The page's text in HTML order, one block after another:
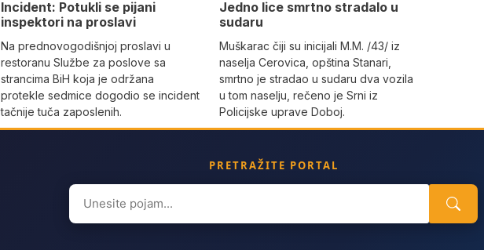
Incident: Potukli se pijani
inspektori na proslavi
Na prednovogodišnjoj proslavi u
restoranu Službe za poslove sa
strancima BiH koja je održana
protekle sedmice dogodio se incident
tačnije tuča zaposlenih.
Јedno lice smrtno stradalo u
sudaru
Muškarac čiji su inicijali M.M. /43/ iz
naselja Cerovica, opština Stanari,
smrtno je stradao u sudaru dva vozila
u tom naselju, rečeno je Srni iz
Policijske uprave Doboj.
PRETRAŽITE PORTAL
Search
for: